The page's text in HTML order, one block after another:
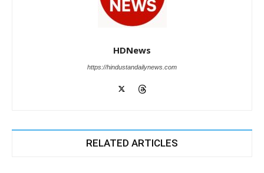
HDNews
https://hindustandailynews.com
RELATED ARTICLES